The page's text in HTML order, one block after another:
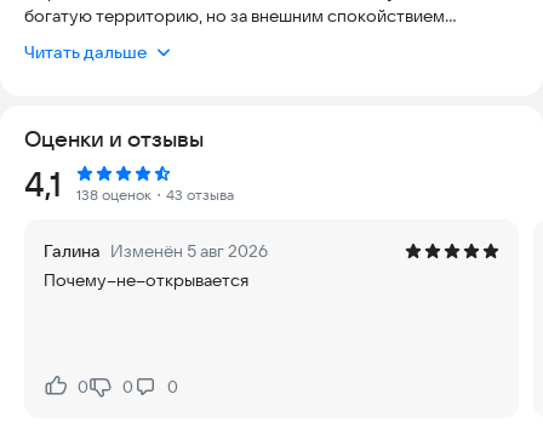
богатую территорию, но за внешним спокойствием
【Построить территорию】
Опасность окружает ваши владения, поэтому首要ной
задачей является создание безопасной среды для
это ключевая стратегия развития, которая гарантирует
стабильность и рост вашего клана.
Для эффективной защиты и развития территории
необходимо максимизировать численность зверей.
Читать дальше
Оценки и отзывы
Рейтинг:
4,1 138 оценок ・43 отзыва
Галина Изменён 5 авг 2026
Почему--не--открывается
Нравится:
0Не нравится:
0 0